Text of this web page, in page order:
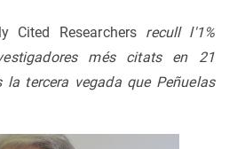
Cited Researchers recull l'1%
més citats en 21
la tercera vegada que Peñuelas